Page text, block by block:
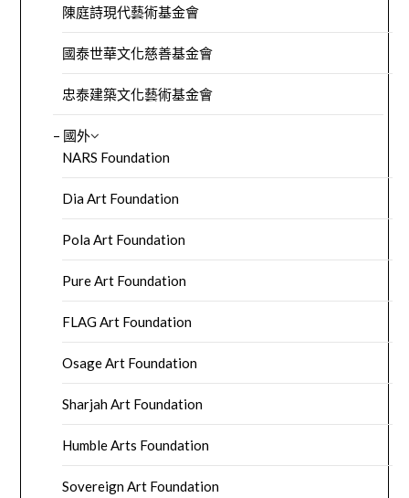
陳庭詩現代藝術基金會
國泰世華文化慈善基金會
忠泰建築文化藝術基金會
– 國外
NARS Foundation
Dia Art Foundation
Pola Art Foundation
Pure Art Foundation
FLAG Art Foundation
Osage Art Foundation
Sharjah Art Foundation
Humble Arts Foundation
Sovereign Art Foundation